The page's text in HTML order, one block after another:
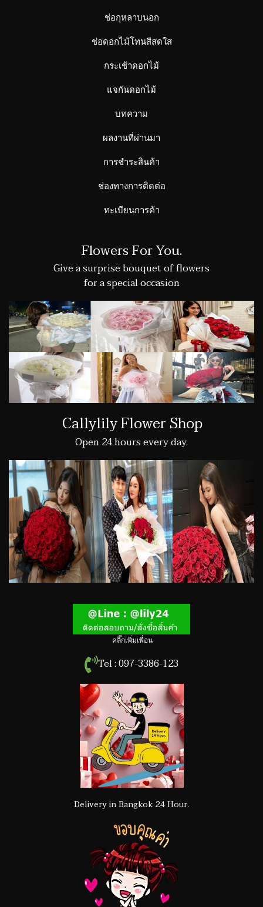
ช่อกุหลาบนอก
ช่อดอกไม้โทนสีสดใส
กระเช้าดอกไม้
แจกันดอกไม้
บทความ
ผลงานที่ผ่านมา
การชำระสินค้า
ช่องทางการติดต่อ
ทะเบียนการค้า
Flowers For You.
Give a surprise bouquet of flowers
for a special occasion
Callylily Flower Shop
Open 24 hours every day.
คลิ๊กเพิ่มเพื่อน
Tel : 097-3386-123
Delivery in Bangkok 24 Hour.